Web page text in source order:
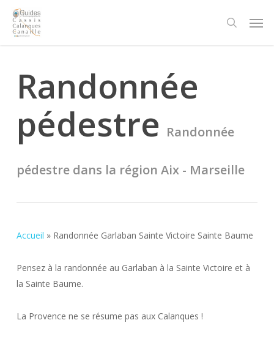
Skip
main
search
Randonnée
pédestre Randonnée
pédestre dans la région Aix - Marseille
Accueil » Randonnée Garlaban Sainte Victoire Sainte Baume
Pensez à la randonnée au Garlaban à la Sainte Victoire et à
la Sainte Baume.
La Provence ne se résume pas aux Calanques !